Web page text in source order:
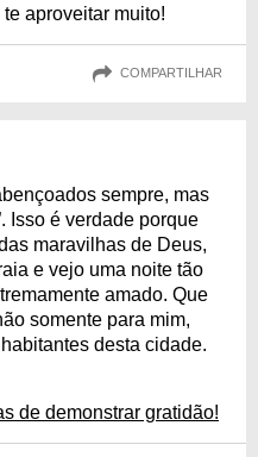
aproveitar muito!
COMPARTILHAR
sempre, mas
Isso é verdade porque
maravilhas de Deus,
e vejo uma noite tão
amado. Que
somente para mim,
desta cidade.
de demonstrar gratidão!